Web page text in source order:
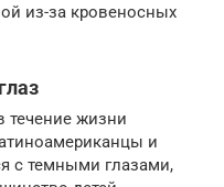
из-за кровеносных
течение жизни
и
с темными глазами,